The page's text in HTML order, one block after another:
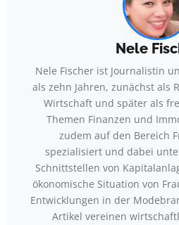
Nele
Nele Fischer ist Journalistin
als zehn Jahren, zunächst als
Wirtschaft und später als
Themen Finanzen und
zudem auf den Bereich
spezialisiert und dabei
Schnittstellen von
ökonomische Situation von
Entwicklungen in der
Artikel vereinen